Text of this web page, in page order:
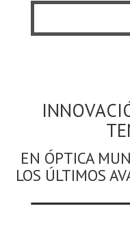
EN ÓPTICA
LOS ÚLTIMOS